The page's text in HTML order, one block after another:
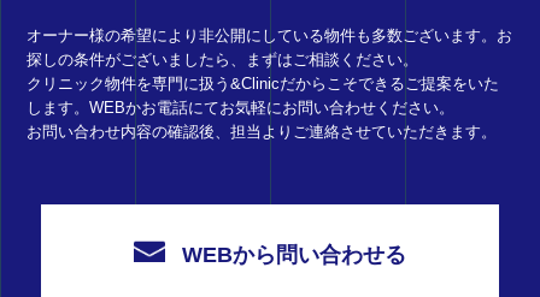
オーナー様の希望により非公開にしている物件も多数ございます。お
探しの条件がございましたら、まずはご相談ください。
クリニック物件を専門に扱う&Clinicだからこそできるご提案をいた
します。WEBかお電話にてお気軽にお問い合わせください。
お問い合わせ内容の確認後、担当よりご連絡させていただきます。
WEBから問い合わせる